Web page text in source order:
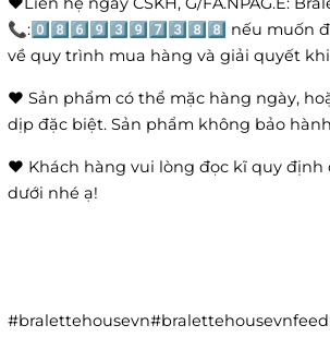
📞:0️⃣8️⃣6️⃣9️⃣3️⃣9️⃣7️⃣3️⃣8️⃣8️⃣ nếu muốn
về quy trình mua hàng và giải quyết
❤️ Sản phẩm có thể mặc hàng ngày,
dịp đặc biệt. Sản phẩm không bảo
❤️ Khách hàng vui lòng đọc kĩ quy định
dưới nhé ạ!